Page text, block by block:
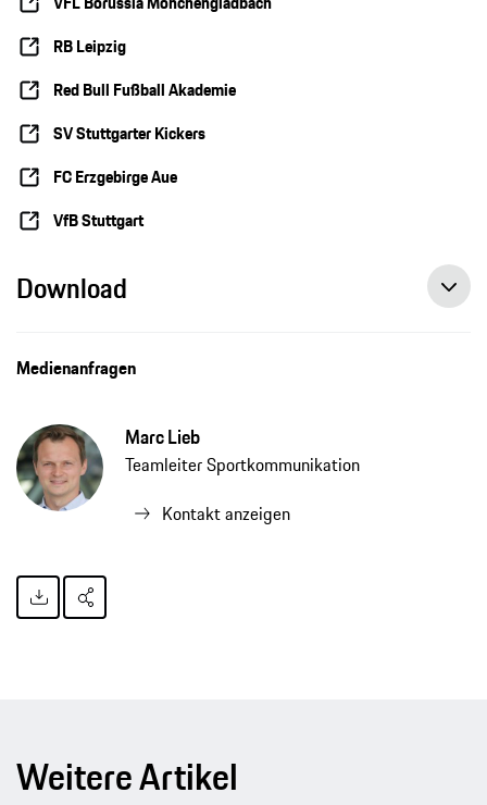
RB Leipzig
Red Bull Fußball Akademie
SV Stuttgarter Kickers
FC Erzgebirge Aue
VfB Stuttgart
Download
Medienanfragen
Marc Lieb
Teamleiter Sportkommunikation
Kontakt anzeigen
Weitere Artikel